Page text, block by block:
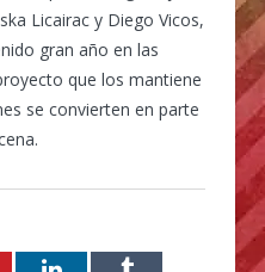
Licairac y Diego Vicos,
gran año en las
que los mantiene
se convierten en parte